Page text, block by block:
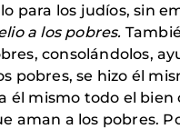
para los judíos, sin
a los pobres.
consolándolos,
pobres, se hizo él
mismo todo el bien
aman a los pobres.